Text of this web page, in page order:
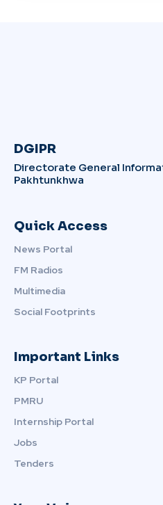
DGIPR
Directorate General
Pakhtunkhwa
Quick Access
News Portal
FM Radios
Multimedia
Social Footprints
Important Links
KP Portal
PMRU
Internship Portal
Jobs
Tenders